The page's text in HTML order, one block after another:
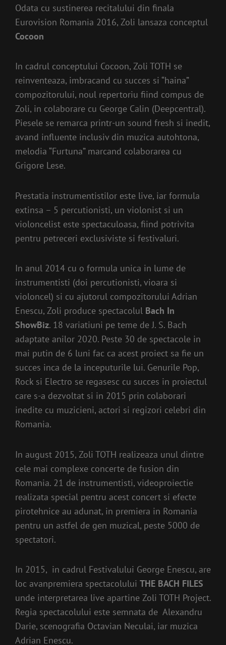
Odata cu sustinerea recitalului din finala
Eurovision Romania 2016, Zoli lansaza conceptul
Cocoon
In cadrul conceptului Cocoon, Zoli TOTH se
reinventeaza, imbracand cu succes si “haina”
compozitorului, noul repertoriu fiind compus de
Zoli, in colaborare cu George Calin (Deepcentral).
Piesele se remarca printr-un sound fresh si inedit,
avand influente inclusiv din muzica autohtona,
melodia “Furtuna” marcand colaborarea cu
Grigore Lese.
Prestatia instrumentistilor este live, iar formula
extinsa – 5 percutionisti, un violonist si un
violoncelist este spectaculoasa, fiind potrivita
pentru petreceri exclusiviste si festivaluri.
In anul 2014 cu o formula unica in lume de
instrumentisti (doi percutionisti, vioara si
violoncel) si cu ajutorul compozitorului Adrian
Enescu, Zoli produce spectacolul Bach In
ShowBiz. 18 variatiuni pe teme de J. S. Bach
adaptate anilor 2020. Peste 30 de spectacole in
mai putin de 6 luni fac ca acest proiect sa fie un
succes inca de la inceputurile lui. Genurile Pop,
Rock si Electro se regasesc cu succes in proiectul
care s-a dezvoltat si in 2015 prin colaborari
inedite cu muzicieni, actori si regizori celebri din
Romania.
In august 2015, Zoli TOTH realizeaza unul dintre
cele mai complexe concerte de fusion din
Romania. 21 de instrumentisti, videoproiectie
realizata special pentru acest concert si efecte
pirotehnice au adunat, in premiera in Romania
pentru un astfel de gen muzical, peste 5000 de
spectatori.
In 2015, in cadrul Festivalului George Enescu, are
loc avanpremiera spectacolului THE BACH FILES
unde interpretarea live apartine Zoli TOTH Project.
Regia spectacolului este semnata de Alexandru
Darie, scenografia Octavian Neculai, iar muzica
Adrian Enescu.